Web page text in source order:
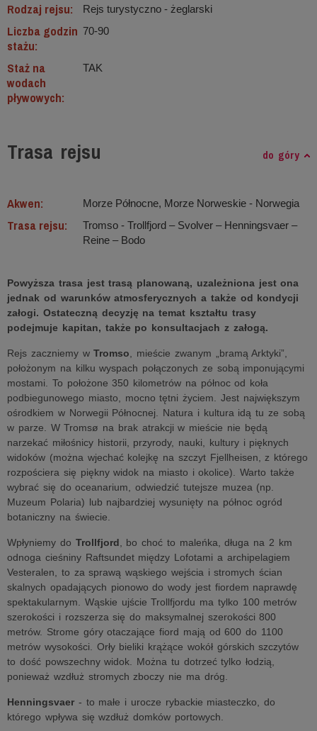
Rodzaj rejsu: Rejs turystyczno - żeglarski
Liczba godzin
stażu:
70-90
Staż na
wodach
pływowych:
TAK
Trasa rejsu do góry
Akwen: Morze Północne, Morze Norweskie ‐ Norwegia
Trasa rejsu:
Tromso - Trollfjord – Svolver – Henningsvaer –
Reine – Bodo
Powyższa trasa jest trasą planowaną, uzależniona jest ona
jednak od warunków atmosferycznych a także od kondycji
załogi. Ostateczną decyzję na temat kształtu trasy
podejmuje kapitan, także po konsultacjach z załogą.
Rejs zaczniemy wTromso , mieście zwanym „bramą Arktyki”,
położonym na kilku wyspach połączonych ze sobą imponującymi
mostami. To położone 350 kilometrów na północ od koła
podbiegunowego miasto, mocno tętni życiem. Jest największym
ośrodkiem w Norwegii Północnej. Natura i kultura idą tu ze sobą
w parze. W Tromsø na brak atrakcji w mieście nie będą
narzekać miłośnicy historii, przyrody, nauki, kultury i pięknych
widoków (można wjechać kolejkę na szczyt Fjellheisen, z którego
rozpościera się piękny widok na miasto i okolice). Warto także
wybrać się do oceanarium, odwiedzić tutejsze muzea (np.
Muzeum Polaria) lub najbardziej wysunięty na północ ogród
botaniczny na świecie.
Wpłyniemy do Trollfjord , bo choć to maleńka, długa na 2 km
odnoga cieśniny Raftsundet między Lofotami a archipelagiem
Vesteralen, to za sprawą wąskiego wejścia i stromych ścian
skalnych opadających pionowo do wody jest fiordem naprawdę
spektakularnym. Wąskie ujście Trollfjordu ma tylko 100 metrów
szerokości i rozszerza się do maksymalnej szerokości 800
metrów. Strome góry otaczające fiord mają od 600 do 1100
metrów wysokości. Orły bieliki krążące wokół górskich szczytów
to dość powszechny widok. Można tu dotrzeć tylko łodzią,
ponieważ wzdłuż stromych zboczy nie ma dróg.
Henningsvaer - to małe i urocze rybackie miasteczko, do
którego wpływa się wzdłuż domków portowych.